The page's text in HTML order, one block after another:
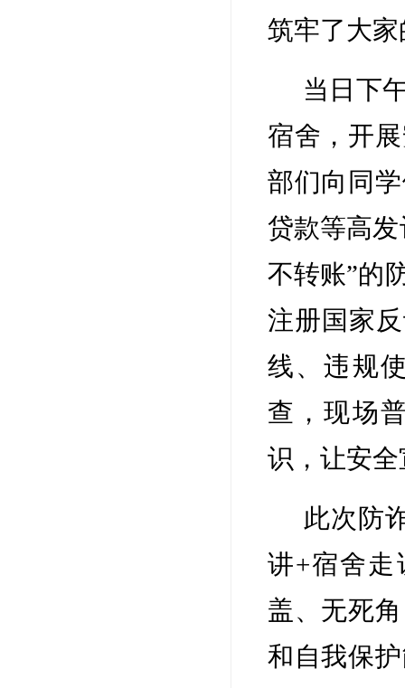
筑牢了大
当日下
宿舍，开
部们向同
贷款等高
不转账”的
注册国家
线、违规
查，现场
识，让安
此次防
讲+宿舍走
盖、无死
和自我保